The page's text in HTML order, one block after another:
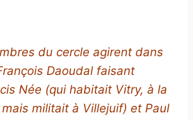
du cercle agirent dans
Daoudal faisant
Née (qui habitait Vitry, à la
militait à Villejuif) et Paul